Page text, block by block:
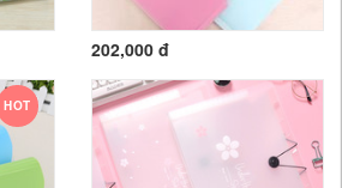
202,000 đ
HOT